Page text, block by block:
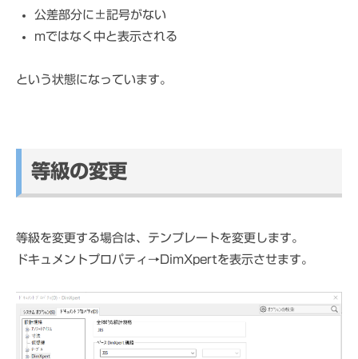
公差部分に±記号がない
mではなく中と表示される
という状態になっています。
等級の変更
等級を変更する場合は、テンプレートを変更します。
ドキュメントプロパティ→DimXpertを表示させます。